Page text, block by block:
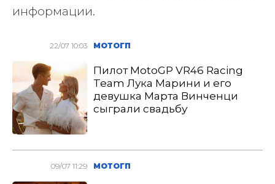
информации.
22/07 10:03 МОТОГП
Пилот MotoGP VR46 Racing
Team Лука Марини и его
девушка Марта Винченци
сыграли свадьбу
09/07 11:29 МОТОГП